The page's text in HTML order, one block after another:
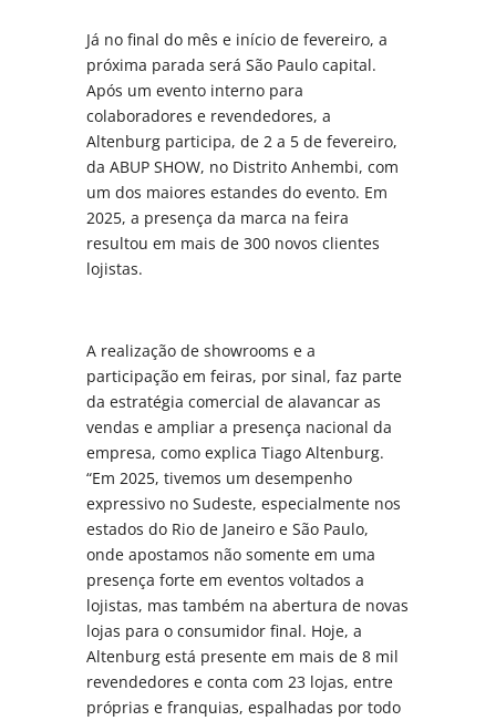
Já no final do mês e início de fevereiro, a
próxima parada será São Paulo capital.
Após um evento interno para
colaboradores e revendedores, a
Altenburg participa, de 2 a 5 de fevereiro,
da ABUP SHOW, no Distrito Anhembi, com
um dos maiores estandes do evento. Em
2025, a presença da marca na feira
resultou em mais de 300 novos clientes
lojistas.
A realização de showrooms e a
participação em feiras, por sinal, faz parte
da estratégia comercial de alavancar as
vendas e ampliar a presença nacional da
empresa, como explica Tiago Altenburg.
“Em 2025, tivemos um desempenho
expressivo no Sudeste, especialmente nos
estados do Rio de Janeiro e São Paulo,
onde apostamos não somente em uma
presença forte em eventos voltados a
lojistas, mas também na abertura de novas
lojas para o consumidor final. Hoje, a
Altenburg está presente em mais de 8 mil
revendedores e conta com 23 lojas, entre
próprias e franquias, espalhadas por todo